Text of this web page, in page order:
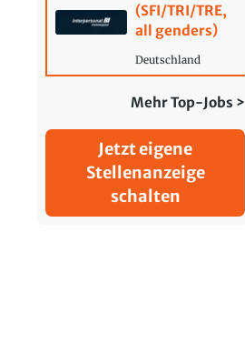
(SFI/TRI/TRE,
all genders)
Deutschland
Mehr Top-Jobs >
Jetzt eigene
Stellenanzeige
schalten